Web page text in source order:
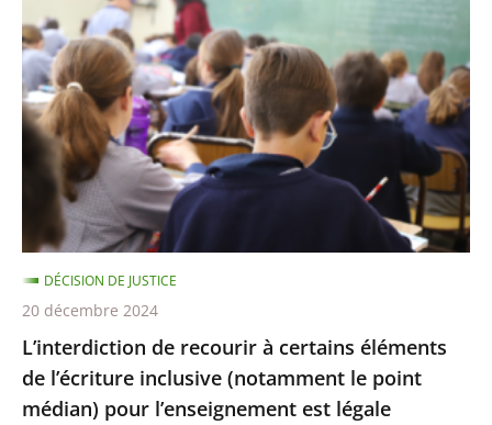
suffisantes
recourir
à
certains
éléments
l’écriture
inclusive
(notamment
le
point
médian)
pour
l’enseignement
L’interdiction de recourir à certains éléments
de l’écriture inclusive (notamment le point
médian) pour l’enseignement est légale
DÉCISION DE JUSTICE
20 décembre 2024